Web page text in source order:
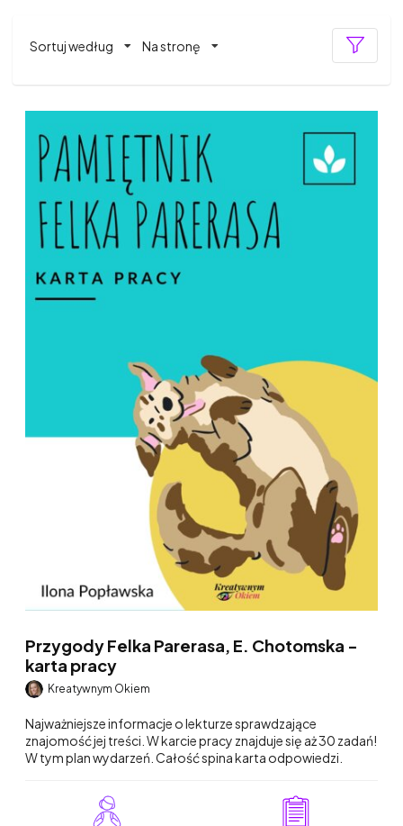
Sortuj według Na stronę
Przygody Felka Parerasa, E. Chotomska -
karta pracy
Kreatywnym Okiem
Najważniejsze informacje o lekturze sprawdzające
znajomość jej treści. W karcie pracy znajduje się aż 30 zadań!
W tym plan wydarzeń. Całość spina karta odpowiedzi.